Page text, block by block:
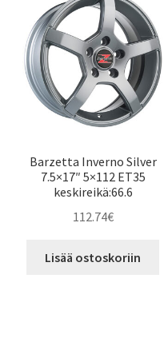
Barzetta Inverno Silver
7.5×17″ 5×112 ET35
keskireikä:66.6
112.74€
Lisää ostoskoriin